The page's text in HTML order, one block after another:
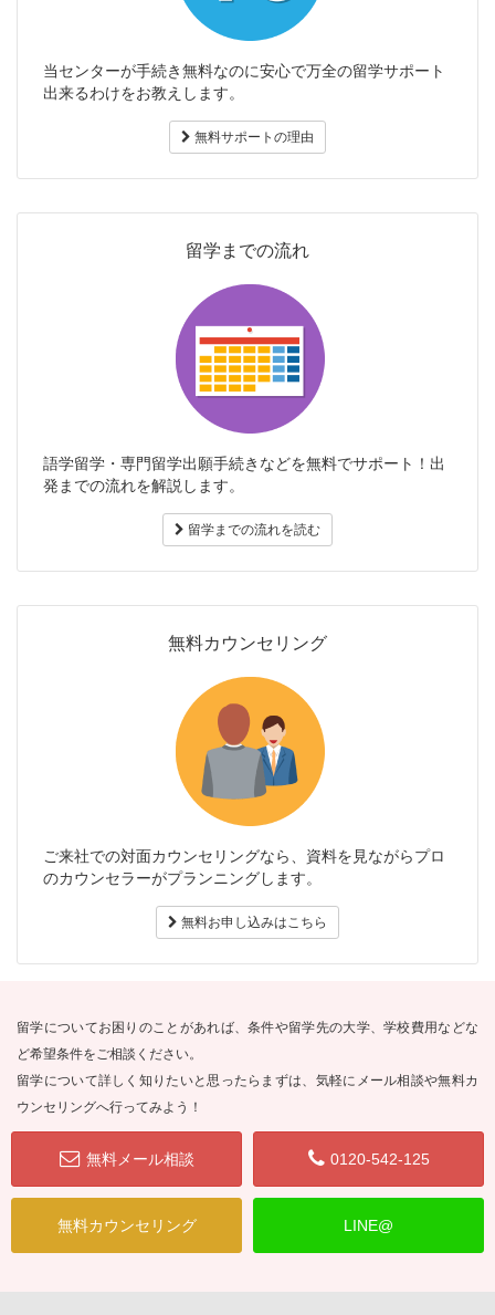
当センターが手続き無料なのに安心で万全の留学サポート
出来るわけをお教えします。
無料サポートの理由
留学までの流れ
語学留学・専門留学出願手続きなどを無料でサポート！出
発までの流れを解説します。
留学までの流れを読む
無料カウンセリング
ご来社での対面カウンセリングなら、資料を見ながらプロ
のカウンセラーがプランニングします。
無料お申し込みはこちら
留学についてお困りのことがあれば、条件や留学先の大学、学校費用などな
ど希望条件をご相談ください。
留学について詳しく知りたいと思ったらまずは、気軽にメール相談や無料カ
ウンセリングへ行ってみよう！
無料メール相談 0120-542-125
無料カウンセリング LINE@